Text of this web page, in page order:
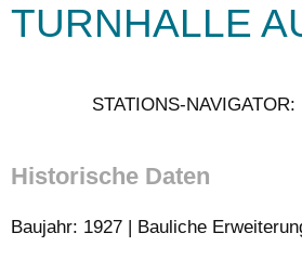
TURNHALLE
STATIONS-NAVIGATOR:
Historische Daten
Baujahr: 1927 | Bauliche